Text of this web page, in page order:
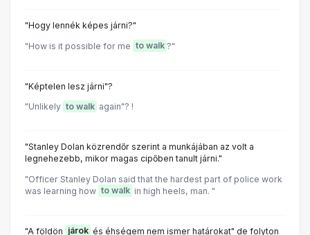
"Hogy lennék képes járni?"
"How is it possible for me to walk ?"
"Képtelen lesz járni"?
"Unlikely to walk again"? !
"Stanley Dolan közrendőr szerint a munkájában az volt a
legnehezebb, mikor magas cipőben tanult járni."
"Officer Stanley Dolan said that the hardest part of police work
was learning how to walk in high heels, man. "
"A földön járok és éhségem nem ismer határokat" de folyton